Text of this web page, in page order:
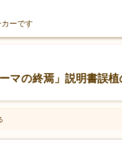
ーです
マの終焉」説明書誤